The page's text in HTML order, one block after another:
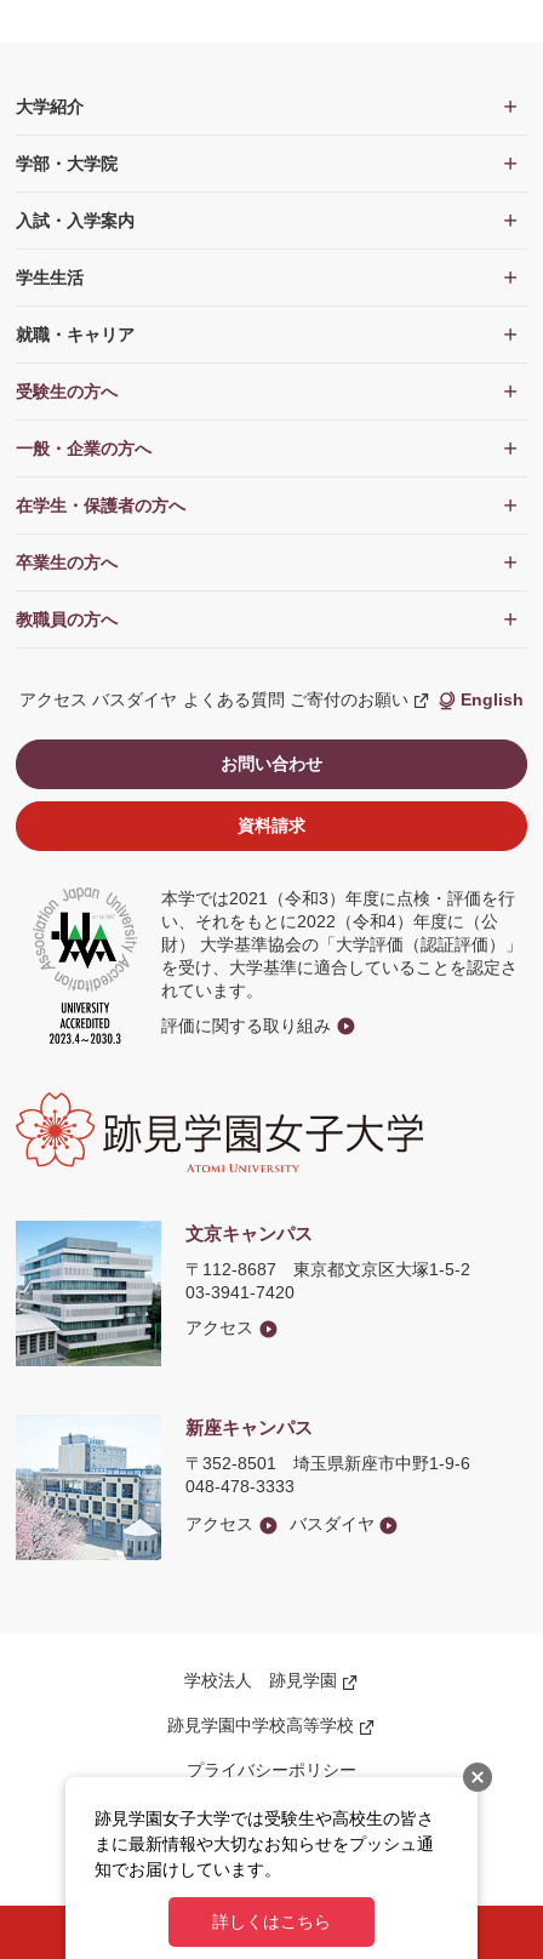
文京キャンパス
〒112-8687東京都文京区大塚1-5-2
03-3941-7420
アクセス
新座キャンパス
〒352-8501埼玉県新座市中野1-9-6
048-478-3333
アクセス
バスダイヤ
本学では2021（令和3）年度に点検・評価を行
い、それをもとに2022（令和4）年度に（公
財） 大学基準協会の「大学評価（認証評価）」
を受け、大学基準に適合していることを認定さ
れています。
評価に関する取り組み
大学紹介
学部・大学院
入試・入学案内
学生生活
就職・キャリア
受験生の方へ
一般・企業の方へ
在学生・保護者の方へ
卒業生の方へ
教職員の方へ
アクセス バスダイヤ よくある質問 ご寄付のお願い
新
し
ド
開
English
お問い合わせ
資料請求
学校法人 跡見学園
新
ウ
で
開
く
跡見学園中学校高等学校
新
ン
ド
ウ
く
プライバシーポリシー
このサイトについて
サイトマップ
ATOMI UNIVERSITY All rights reserved.
跡見学園女子大学では受験生や高校生の皆さ
まに最新情報や大切なお知らせをプッシュ通
知でお届けしています。
詳しくはこちら